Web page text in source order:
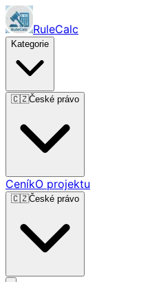
RuleCalc
Kategorie
🇨🇿České právo
CeníkO projektu
🇨🇿České právo